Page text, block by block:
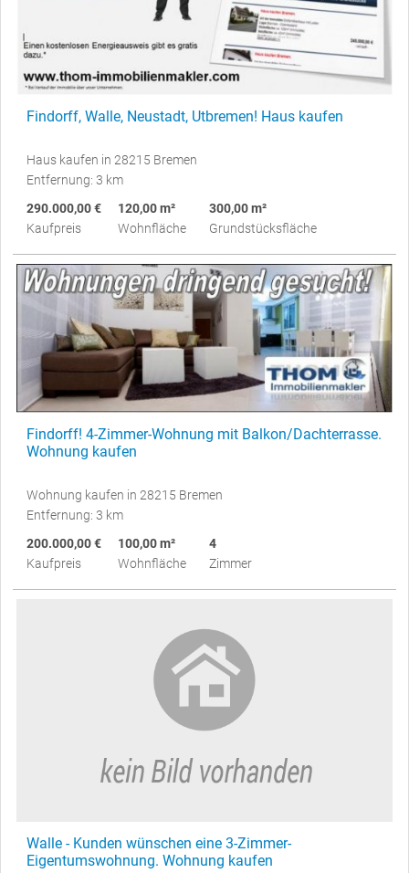
Findorff, Walle, Neustadt, Utbremen! Haus kaufen
Haus kaufen in 28215 Bremen
Entfernung: 3 km
290.000,00 €
Kaufpreis
120,00 m²
Wohnfläche
300,00 m²
Grundstücksfläche
Findorff! 4-Zimmer-Wohnung mit Balkon/Dachterrasse.
Wohnung kaufen
Wohnung kaufen in 28215 Bremen
Entfernung: 3 km
200.000,00 €
Kaufpreis
100,00 m²
Wohnfläche
4
Zimmer
Walle - Kunden wünschen eine 3-Zimmer-
Eigentumswohnung. Wohnung kaufen